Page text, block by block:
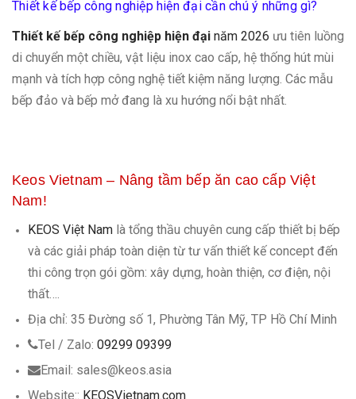
Thiết kế bếp công nghiệp hiện đại cần chú ý những gì?
Thiết kế bếp công nghiệp hiện đại năm 2026 ưu tiên luồng
di chuyển một chiều, vật liệu inox cao cấp, hệ thống hút mùi
mạnh và tích hợp công nghệ tiết kiệm năng lượng. Các mẫu
bếp đảo và bếp mở đang là xu hướng nổi bật nhất.
Keos Vietnam – Nâng tầm bếp ăn cao cấp Việt
Nam!
KEOS Việt Nam là tổng thầu chuyên cung cấp thiết bị bếp
và các giải pháp toàn diện từ tư vấn thiết kế concept đến
thi công trọn gói gồm: xây dựng, hoàn thiện, cơ điện, nội
thất….
Địa chỉ: 35 Đường số 1, Phường Tân Mỹ, TP Hồ Chí Minh
Tel / Zalo: 09299 09399
Email: sales@keos.asia
Website:: KEOSVietnam.com